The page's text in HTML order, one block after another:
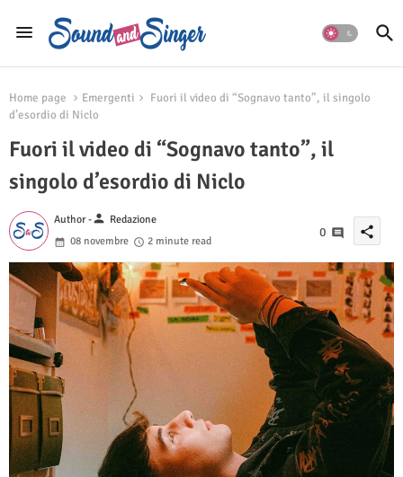
Home page Emergenti
Fuori il video di “Sognavo tanto”, il singolo
d’esordio di Niclo
Fuori il video di “Sognavo tanto”, il
singolo d’esordio di Niclo
Author -person Redazione
08 novembre
2 minute read
0 share